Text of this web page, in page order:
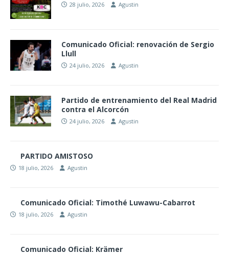
28 julio, 2026 Agustin
Comunicado Oficial: renovación de Sergio
Llull
24 julio, 2026 Agustin
Partido de entrenamiento del Real Madrid
contra el Alcorcón
24 julio, 2026 Agustin
PARTIDO AMISTOSO
18 julio, 2026 Agustin
Comunicado Oficial: Timothé Luwawu-Cabarrot
18 julio, 2026 Agustin
Comunicado Oficial: Krämer